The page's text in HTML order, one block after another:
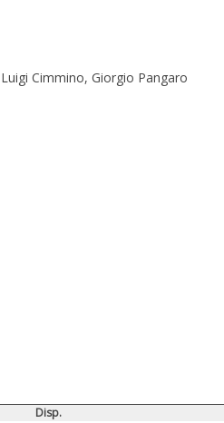
Cimmino, Giorgio Pangaro
Disp.